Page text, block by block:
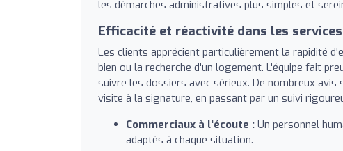
les démarches administratives plus simples et
Efficacité et réactivité dans les services
Les clients apprécient particulièrement la rapidité
bien ou la recherche d'un logement. L'équipe fait
suivre les dossiers avec sérieux. De nombreux
visite à la signature, en passant par un suivi
Commerciaux à l'écoute : Un personnel
adaptés à chaque situation.